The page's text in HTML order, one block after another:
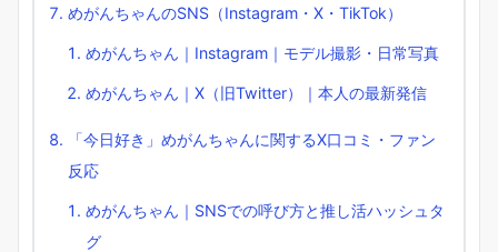
めがんちゃんのSNS（Instagram・X・TikTok）
めがんちゃん｜Instagram｜モデル撮影・日常写真
めがんちゃん｜X（旧Twitter）｜本人の最新発信
「今日好き」めがんちゃんに関するX口コミ・ファン
反応
めがんちゃん｜SNSでの呼び方と推し活ハッシュタ
グ